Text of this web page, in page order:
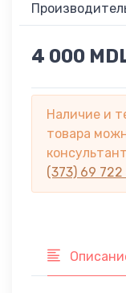
4 000
Наличие и
товара
(373) 69